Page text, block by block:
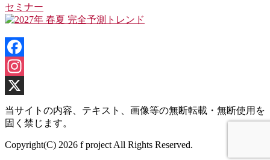
Facebook
Instagram
X
当サイトの内容、テキスト、画像等の無断転載・無断使用を
固く禁じます。
Copyright(C) 2026 f project All Rights Reserved.